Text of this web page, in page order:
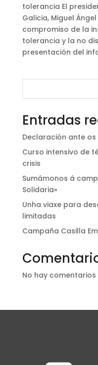
tolerancia El
Galicia, Miguel
compromiso de la
tolerancia y la no
presentación del
Entradas
Declaración ante
Curso intensivo de
crisis
Sumámonos á
Solidaria»
Unha viaxe para
limitadas
Campaña Casilla
No hay